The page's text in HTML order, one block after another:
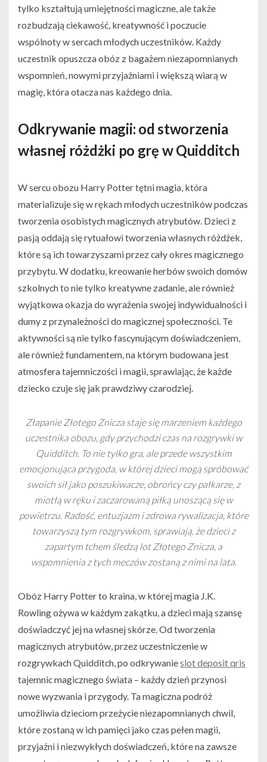
tylko kształtują umiejętności magiczne, ale także
rozbudzają ciekawość, kreatywność i poczucie
wspólnoty w sercach młodych uczestników. Każdy
uczestnik opuszcza obóz z bagażem niezapomnianych
wspomnień, nowymi przyjaźniami i większą wiarą w
magię, która otacza nas każdego dnia.
Odkrywanie magii: od stworzenia
własnej różdżki po grę w Quidditch
W sercu obozu Harry Potter tętni magia, która
materializuje się w rękach młodych uczestników podczas
tworzenia osobistych magicznych atrybutów. Dzieci z
pasją oddają się rytuałowi tworzenia własnych różdżek,
które są ich towarzyszami przez cały okres magicznego
przybytu. W dodatku, kreowanie herbów swoich domów
szkolnych to nie tylko kreatywne zadanie, ale również
wyjątkowa okazja do wyrażenia swojej indywidualności i
dumy z przynależności do magicznej społeczności. Te
aktywności są nie tylko fascynującym doświadczeniem,
ale również fundamentem, na którym budowana jest
atmosfera tajemniczości i magii, sprawiając, że każde
dziecko czuje się jak prawdziwy czarodziej.
Złapanie Złotego Znicza staje się marzeniem każdego
uczestnika obozu, gdy przychodzi czas na rozgrywki w
Quidditch. To nie tylko gra, ale przede wszystkim
emocjonująca przygoda, w której dzieci mogą spróbować
swoich sił jako poszukiwacze, obrońcy czy pałkarze, z
miotłą w ręku i zaczarowaną piłką unoszącą się w
powietrzu. Radość, entuzjazm i zdrowa rywalizacja, które
towarzyszą tym rozgrywkom, sprawiają, że dzieci z
zapartym tchem śledzą lot Złotego Znicza, a
wspomnienia z tych meczów zostaną z nimi na lata.
Obóz Harry Potter to kraina, w której magia J.K.
Rowling ożywa w każdym zakątku, a dzieci mają szansę
doświadczyć jej na własnej skórze. Od tworzenia
magicznych atrybutów, przez uczestniczenie w
rozgrywkach Quidditch, po odkrywanieslot deposit qris
tajemnic magicznego świata – każdy dzień przynosi
nowe wyzwania i przygody. Ta magiczna podróż
umożliwia dzieciom przeżycie niezapomnianych chwil,
które zostaną w ich pamięci jako czas pełen magii,
przyjaźni i niezwykłych doświadczeń, które na zawsze